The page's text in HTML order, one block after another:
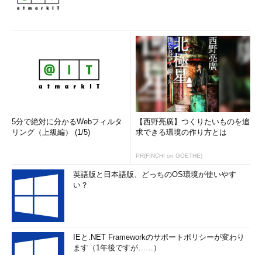
5分で絶対に分かるWebフィルタ
リング（上級編） (1/5)
【西野亮廣】つくりたいものを追
求できる環境の作り方とは
PR(FINCHI on GOETHE)
英語版と日本語版、どっちのOS環境が使いやす
い？
IEと.NET Frameworkのサポートポリシーが変わり
ます（1年後ですが……）